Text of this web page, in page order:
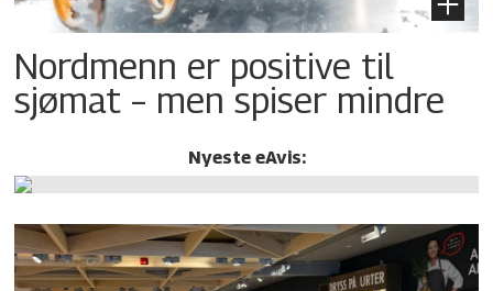
Nordmenn er positive til
sjømat – men spiser mindre
Nyeste eAvis: